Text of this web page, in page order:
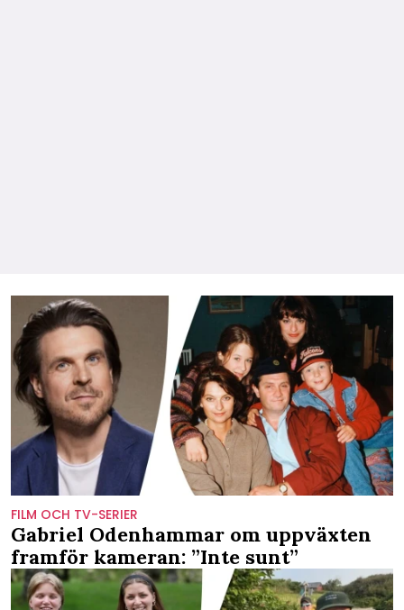
FILM OCH TV-SERIER
Gabriel Odenhammar om uppväxten
framför kameran: ”Inte sunt”